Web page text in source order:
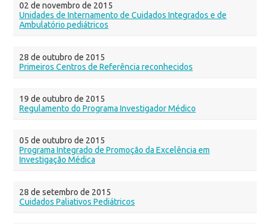
02 de novembro de 2015
Unidades de Internamento de Cuidados Integrados e de
Ambulatório pediátricos
28 de outubro de 2015
Primeiros Centros de Referência reconhecidos
19 de outubro de 2015
Regulamento do Programa Investigador Médico
05 de outubro de 2015
Programa Integrado de Promoção da Excelência em
Investigação Médica
28 de setembro de 2015
Cuidados Paliativos Pediátricos